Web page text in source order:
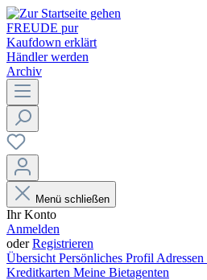
FREUDE pur
Kaufdown erklärt
Händler werden
Archiv
Menü schließen
Ihr Konto
Anmelden
oderRegistrieren
Übersicht Persönliches Profil Adressen
Kreditkarten Meine Bietagenten